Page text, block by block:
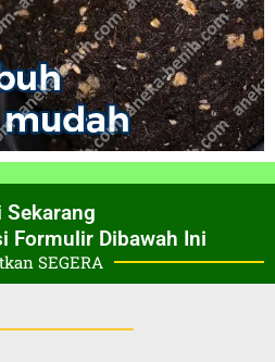
Sekarang
Formulir Dibawah Ini
SEGERA